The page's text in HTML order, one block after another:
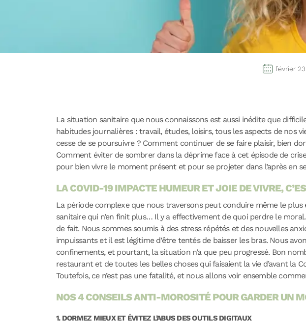
février
La situation sanitaire que nous connaissons est aussi inédite que
habitudes journalières : travail, études, loisirs, tous les aspects de nos
cesse de se poursuivre ? Comment continuer de se faire plaisir, bien
Comment éviter de sombrer dans la déprime face à cet épisode de
pour bien vivre le moment présent et pour se projeter dans l’après en
LA COVID-19 IMPACTE HUMEUR ET JOIE DE VIVRE,
La période complexe que nous traversons peut conduire même le
sanitaire qui n’en finit plus… Il y a effectivement de quoi perdre le
de fait. Nous sommes soumis à des stress répétés et des nouvelles
impuissants et il est légitime d’être tentés de baisser les bras. Nous
confinements, et pourtant, la situation n’a que peu progressé. Bon
restaurant et de toutes les belles choses qui faisaient la vie d’avant la
Toutefois, ce n’est pas une fatalité, et nous allons voir ensemble
NOS 4 CONSEILS ANTI-MOROSITÉ POUR GARDER UN
1. DORMEZ MIEUX ET ÉVITEZ L’ABUS DES OUTILS DIGITAUX